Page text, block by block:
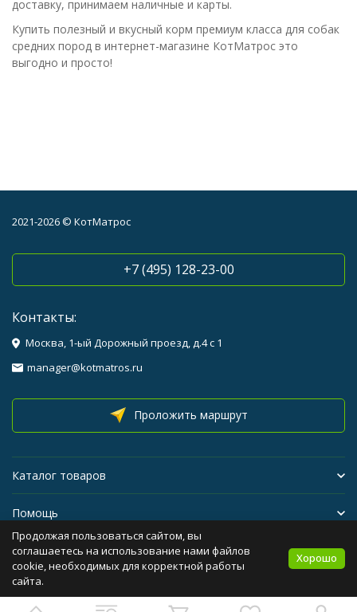
доставку, принимаем наличные и карты.
Купить полезный и вкусный корм премиум класса для собак
средних пород в интернет-магазине КотМатрос это
выгодно и просто!
2021-2026 © КотМатрос
+7 (495) 128-23-00
Контакты:
Москва, 1-ый Дорожный проезд, д.4 с 1
manager@kotmatros.ru
Проложить маршрут
Каталог товаров
Помощь
Бренды
Политика персональных данных Карта сайта
Продолжая пользоваться сайтом, вы
соглашаетесь на использование нами файлов
cookie, необходимых для корректной работы
сайта.
Хорошо